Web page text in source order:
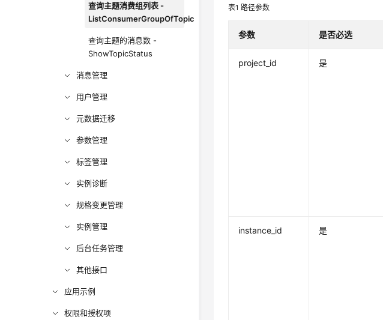
查询主题消费组列表 -
ListConsumerGroupOfTopic
查询主题的消息数 -
ShowTopicStatus
消息管理
用户管理
元数据迁移
参数管理
标签管理
实例诊断
规格变更管理
实例管理
后台任务管理
其他接口
应用示例
权限和授权项
表1路径参数
参数 是否必选
project_id 是
instance_id 是